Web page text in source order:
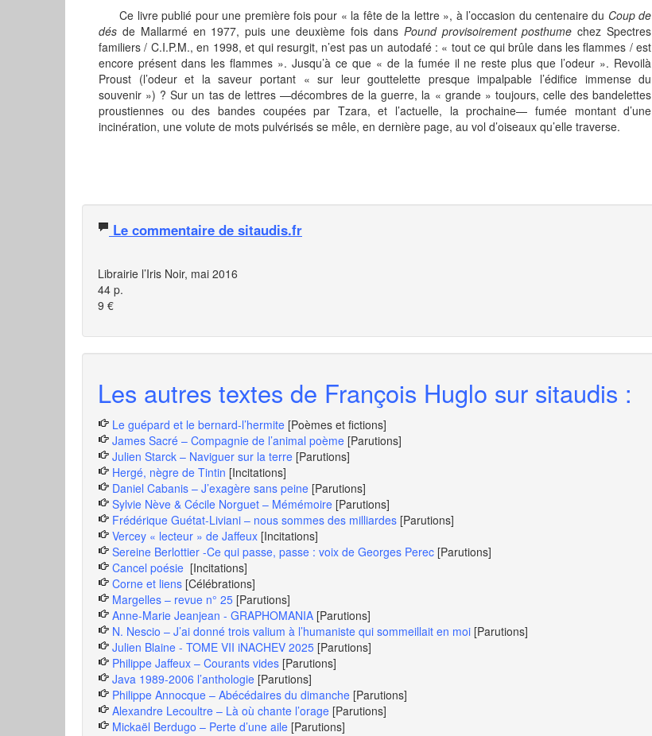
Ce livre publié pour une première fois pour « la fête de la lettre », à l’occasion du centenaire du Coup de
dés de Mallarmé en 1977, puis une deuxième fois dans Pound provisoirement posthume chez Spectres
familiers / C.I.P.M., en 1998, et qui resurgit, n’est pas un autodafé : « tout ce qui brûle dans les flammes / est
encore présent dans les flammes ». Jusqu’à ce que « de la fumée il ne reste plus que l’odeur ». Revoilà
Proust (l’odeur et la saveur portant « sur leur gouttelette presque impalpable l’édifice immense du
souvenir ») ? Sur un tas de lettres —décombres de la guerre, la « grande » toujours, celle des bandelettes
proustiennes ou des bandes coupées par Tzara, et l’actuelle, la prochaine— fumée montant d’une
incinération, une volute de mots pulvérisés se mêle, en dernière page, au vol d’oiseaux qu’elle traverse.
Le commentaire de sitaudis.fr
Librairie l’Iris Noir, mai 2016
44 p.
9 €
Les autres textes de François Huglo sur sitaudis :
Le guépard et le bernard-l’hermite [Poèmes et fictions]
James Sacré – Compagnie de l’animal poème [Parutions]
Julien Starck – Naviguer sur la terre [Parutions]
Hergé, nègre de Tintin [Incitations]
Daniel Cabanis – J’exagère sans peine [Parutions]
Sylvie Nève & Cécile Norguet – Mémémoire [Parutions]
Frédérique Guétat-Liviani – nous sommes des milliardes [Parutions]
Vercey « lecteur » de Jaffeux [Incitations]
Sereine Berlottier -Ce qui passe, passe : voix de Georges Perec [Parutions]
Cancel poésie [Incitations]
Corne et liens [Célébrations]
Margelles – revue n° 25 [Parutions]
Anne-Marie Jeanjean - GRAPHOMANIA [Parutions]
N. Nescio – J’ai donné trois valium à l’humaniste qui sommeillait en moi [Parutions]
Julien Blaine - TOME VII iNACHEV 2025 [Parutions]
Philippe Jaffeux – Courants vides [Parutions]
Java 1989-2006 l’anthologie [Parutions]
Philippe Annocque – Abécédaires du dimanche [Parutions]
Alexandre Lecoultre – Là où chante l’orage [Parutions]
Mickaël Berdugo – Perte d’une aile [Parutions]